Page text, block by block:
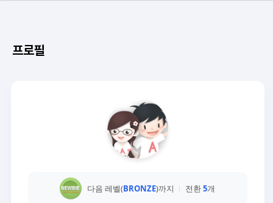
프로필
다음 레벨(BRONZE)까지 전환5개